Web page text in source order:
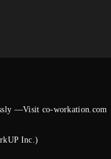
—Visit co-workation.com
Inc.)